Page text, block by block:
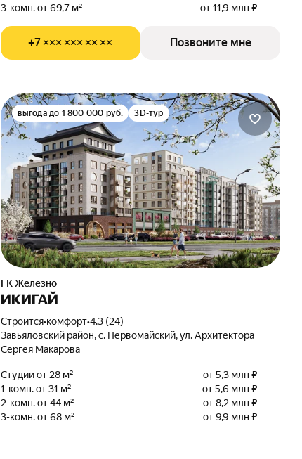
3-комн. от 69,7 м²
от 11,9 млн ₽
+7 ××× ××× ×× ×× Позвоните мне
выгода до 1 800 000 руб. 3D-тур
ГК Железно
ИКИГАЙ
Строится•комфорт•4.3 (24)
Завьяловский район, с. Первомайский, ул. Архитектора
Сергея Макарова
Студии от 28 м²
от 5,3 млн ₽
1-комн. от 31 м²
от 5,6 млн ₽
2-комн. от 44 м²
от 8,2 млн ₽
3-комн. от 68 м²
от 9,9 млн ₽